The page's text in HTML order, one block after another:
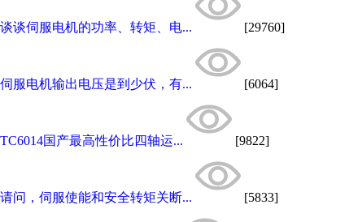
谈谈伺服电机的功率、转矩、电... [29760]
伺服电机输出电压是到少伏，有... [6064]
TC6014国产最高性价比四轴运... [9822]
请问，伺服使能和安全转矩关断... [5833]